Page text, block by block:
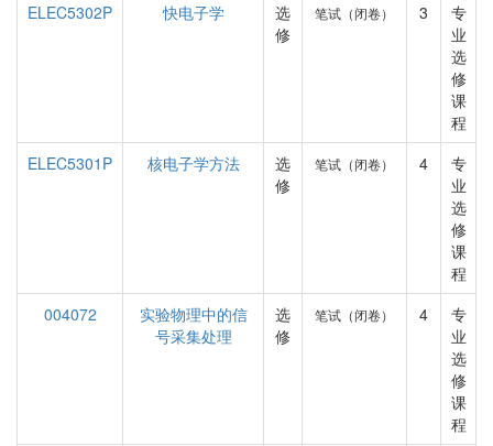
ELEC5302P
快电子学
选
修
笔试（闭卷） 3
专
业
选
修
课
程
ELEC5301P
核电子学方法
选
修
笔试（闭卷） 4
专
业
选
修
课
程
004072
实验物理中的信
号采集处理
选
修
笔试（闭卷） 4
专
业
选
修
课
程